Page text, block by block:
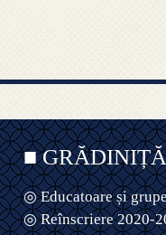
■ GRĂDINIȚĂ
◎ Educatoare și
◎ Reînscriere 2020-